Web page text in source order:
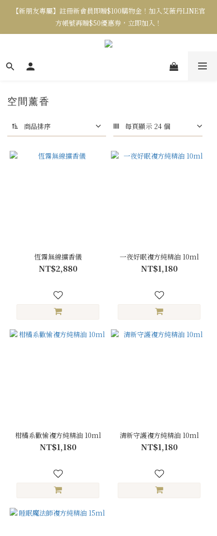
【新朋友專屬】註冊新會員即贈$100購物金！加入艾薇丹LINE官
方帳號再贈$50優惠券，立即加入！
空間薰香
商品排序 每頁顯示 24 個
恆霧無線擴香儀
NT$2,880
一夜好眠複方純精油 10ml
NT$1,180
柑橘系歡愉複方純精油 10ml
NT$1,180
清新守護複方純精油 10ml
NT$1,180